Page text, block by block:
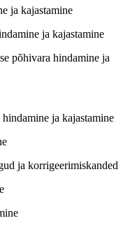
ja kajastamine
ja kajastamine
põhivara hindamine ja
ja kajastamine
ja korrigeerimiskanded